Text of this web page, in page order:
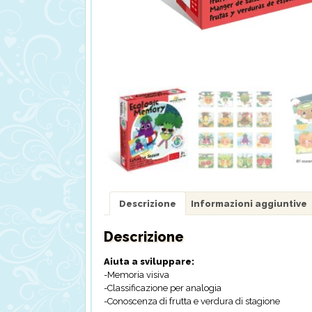
Descrizione Informazioni aggiuntive
Descrizione
Aiuta a sviluppare:
-Memoria visiva
-Classificazione per analogia
-Conoscenza di frutta e verdura di stagione